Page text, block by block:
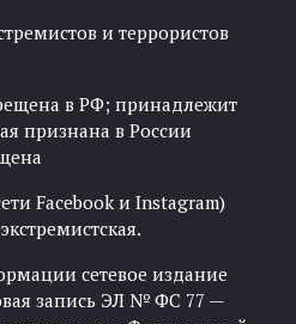
и террористов
в РФ; принадлежит
признана в России
Facebook и Instagram)
сетевое издание
запись ЭЛ № ФС 77 —